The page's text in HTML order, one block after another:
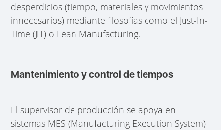
desperdicios (tiempo, materiales y movimientos
innecesarios) mediante filosofías como el Just-In-
Time (JIT) o Lean Manufacturing.
Mantenimiento y control de tiempos
El supervisor de producción se apoya en
sistemas MES (Manufacturing Execution System)